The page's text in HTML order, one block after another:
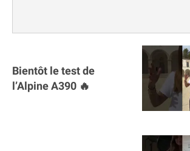
Bientôt le test de
l’Alpine A390 🔥